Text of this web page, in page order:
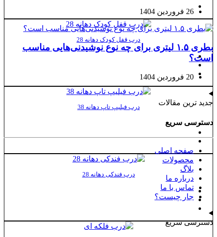
درب قفل کودک دهانه 28
درب فیلیپ تاپ دهانه 38
درب فندکی دهانه 28
26 فروردین 1404
بطری ۱.۵ لیتری برای چه نوع نوشیدنی‌هایی مناسب
است؟
20 فروردین 1404
جدید ترین مقالات
دسترسی سریع
صفحه اصلی
محصولات
بلاگ
درباره ما
تماس با ما
جار چیست؟
دسترسی سریع